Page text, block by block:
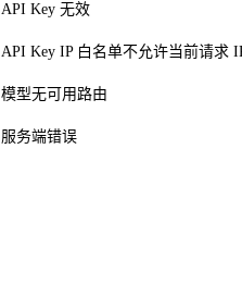
API Key 无效
API Key IP 白名单不允许当前请求
模型无可用路由
服务端错误